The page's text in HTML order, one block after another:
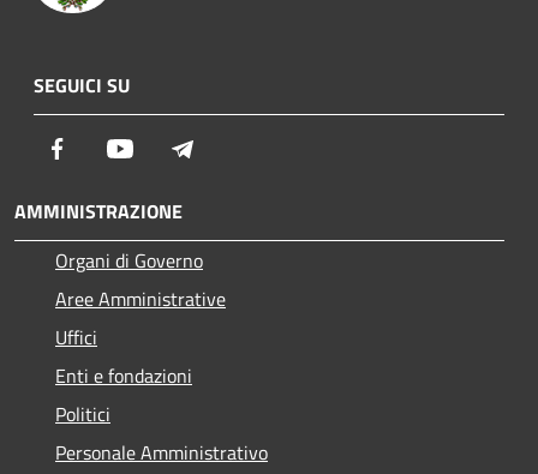
SEGUICI SU
Facebook Youtube
AMMINISTRAZIONE
Organi di Governo
Aree Amministrative
Uffici
Enti e fondazioni
Politici
Personale Amministrativo